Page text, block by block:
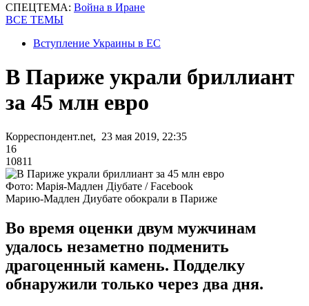
СПЕЦТЕМА: Война в Иране
ВСЕ ТЕМЫ
Вступление Украины в ЕС
В Париже украли бриллиант
за 45 млн евро
Корреспондент.net, 23 мая 2019, 22:35
16
10811
Фото: Марія-Мадлен Діубате / Facebook
Марию-Мадлен Диубате обокрали в Париже
Во время оценки двум мужчинам
удалось незаметно подменить
драгоценный камень. Подделку
обнаружили только через два дня.